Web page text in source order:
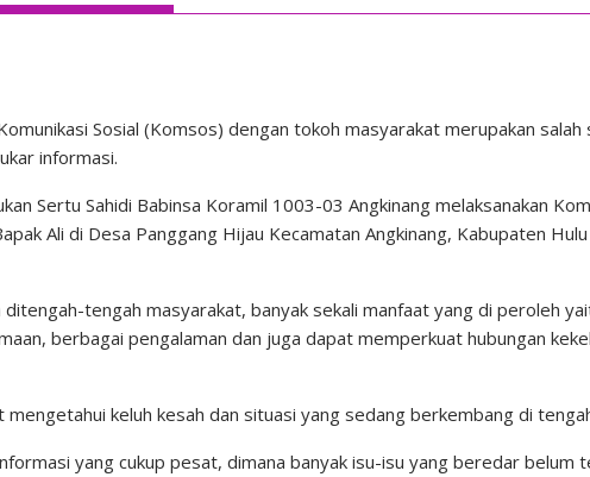
Sosial (Komsos) dengan tokoh masyarakat merupakan
informasi.
Sertu Sahidi Babinsa Koramil 1003-03 Angkinang melaksanakan
Ali di Desa Panggang Hijau Kecamatan Angkinang, Kabupaten Hulu
ditengah-tengah masyarakat, banyak sekali manfaat yang di peroleh
berbagai pengalaman dan juga dapat memperkuat hubungan
mengetahui keluh kesah dan situasi yang sedang berkembang di
yang cukup pesat, dimana banyak isu-isu yang beredar belum